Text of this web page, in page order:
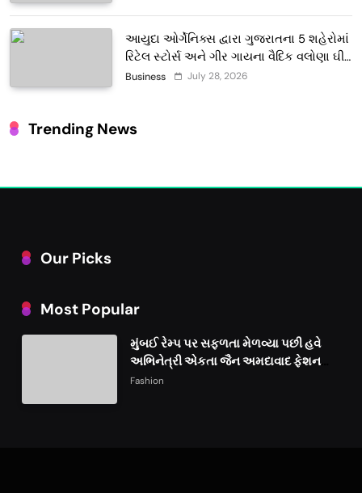
આયુદા ઓર્ગેનિક્સ દ્વારા ગુજરાતના 5 શહેરોમાં
રિટેલ સ્ટોર્સ અને ગીર ગાયના વૈદિક વલોણા ઘી-
દૂધની શુદ્ધ સેવાઓ સાથે વ્યાપક વિસ્તરણ
Business July 28, 2026
Trending News
Our Picks
Most Popular
મુંબઈ રેમ્પ પર સફળતા મેળવ્યા પછી હવે
અભિનેત્રી એકતા જૈન અમદાવાદ ફેશન
વીકમાં પોતાની પ્રતિભા પ્રદર્શિત કરશે
Fashion